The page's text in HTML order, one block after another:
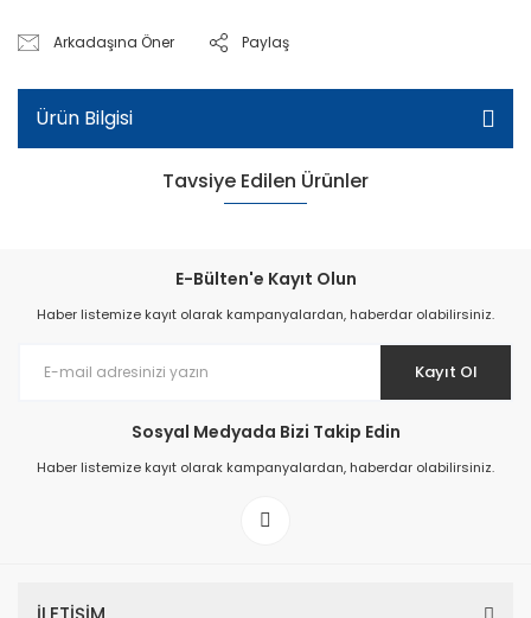
Arkadaşına Öner Paylaş
Ürün Bilgisi
Tavsiye Edilen Ürünler
Filet Okul Ayakkabı - Bej
E-Bülten'e Kayıt Olun
Haber listemize kayıt olarak kampanyalardan, haberdar olabilirsiniz.
Kayıt Ol
Sosyal Medyada Bizi Takip Edin
Haber listemize kayıt olarak kampanyalardan, haberdar olabilirsiniz.